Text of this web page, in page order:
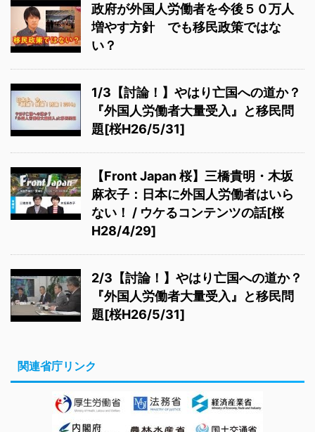
政府が外国人労働者を今後５０万人
増やす方針 でも移民政策ではな
い？
1/3【討論！】やはり亡国への道か？
『外国人労働者大量受入』と移民問
題[桜H26/5/31]
【Front Japan 桜】三橋貴明・木坂
麻衣子：日本に外国人労働者はいら
ない！ / ウケるコンテンツの話[桜
H28/4/29]
2/3【討論！】やはり亡国への道か？
『外国人労働者大量受入』と移民問
題[桜H26/5/31]
関連省庁リンク